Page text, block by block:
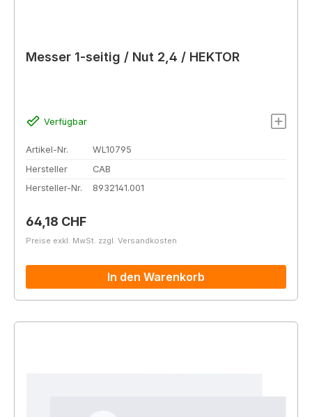
Messer 1-seitig / Nut 2,4 / HEKTOR
Verfügbar
Artikel-Nr.
WL10795
Hersteller
CAB
Hersteller-Nr.
8932141.001
Regulärer Preis:
64,18 CHF
Preise exkl. MwSt. zzgl. Versandkosten
In den Warenkorb